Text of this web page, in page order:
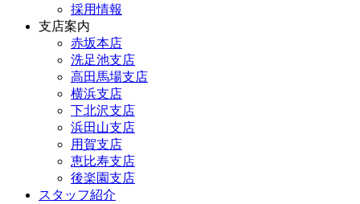
採用情報
支店案内
赤坂本店
洗足池支店
高田馬場支店
横浜支店
下北沢支店
浜田山支店
用賀支店
恵比寿支店
後楽園支店
スタッフ紹介